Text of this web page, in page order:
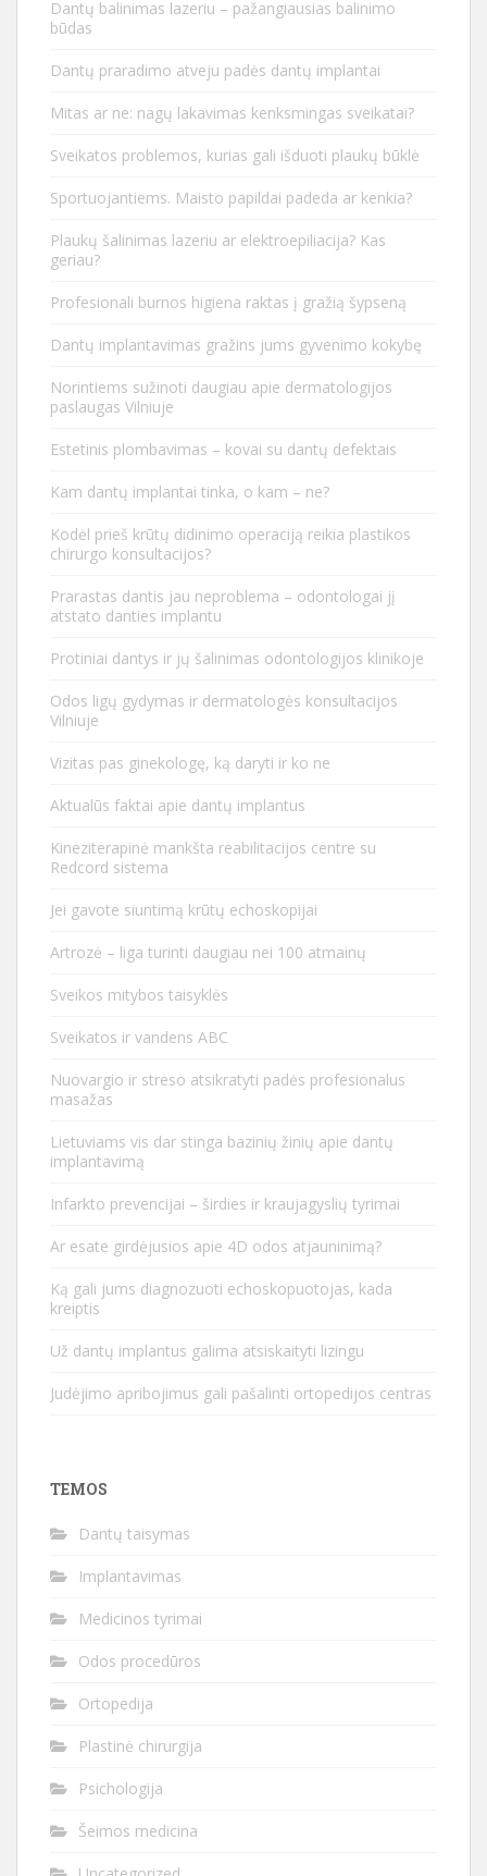
Dantų balinimas lazeriu – pažangiausias balinimo
būdas
Dantų praradimo atveju padės dantų implantai
Mitas ar ne: nagų lakavimas kenksmingas sveikatai?
Sveikatos problemos, kurias gali išduoti plaukų būklė
Sportuojantiems. Maisto papildai padeda ar kenkia?
Plaukų šalinimas lazeriu ar elektroepiliacija? Kas
geriau?
Profesionali burnos higiena raktas į gražią šypseną
Dantų implantavimas gražins jums gyvenimo kokybę
Norintiems sužinoti daugiau apie dermatologijos
paslaugas Vilniuje
Estetinis plombavimas – kovai su dantų defektais
Kam dantų implantai tinka, o kam – ne?
Kodėl prieš krūtų didinimo operaciją reikia plastikos
chirurgo konsultacijos?
Prarastas dantis jau neproblema – odontologai jį
atstato danties implantu
Protiniai dantys ir jų šalinimas odontologijos klinikoje
Odos ligų gydymas ir dermatologės konsultacijos
Vilniuje
Vizitas pas ginekologę, ką daryti ir ko ne
Aktualūs faktai apie dantų implantus
Kineziterapinė mankšta reabilitacijos centre su
Redcord sistema
Jei gavote siuntimą krūtų echoskopijai
Artrozė – liga turinti daugiau nei 100 atmainų
Sveikos mitybos taisyklės
Sveikatos ir vandens ABC
Nuovargio ir streso atsikratyti padės profesionalus
masažas
Lietuviams vis dar stinga bazinių žinių apie dantų
implantavimą
Infarkto prevencijai – širdies ir kraujagyslių tyrimai
Ar esate girdėjusios apie 4D odos atjauninimą?
Ką gali jums diagnozuoti echoskopuotojas, kada
kreiptis
Už dantų implantus galima atsiskaityti lizingu
Judėjimo apribojimus gali pašalinti ortopedijos centras
TEMOS
Dantų taisymas
Implantavimas
Medicinos tyrimai
Odos procedūros
Ortopedija
Plastinė chirurgija
Psichologija
Šeimos medicina